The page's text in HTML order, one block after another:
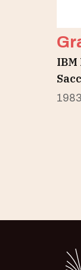
1983